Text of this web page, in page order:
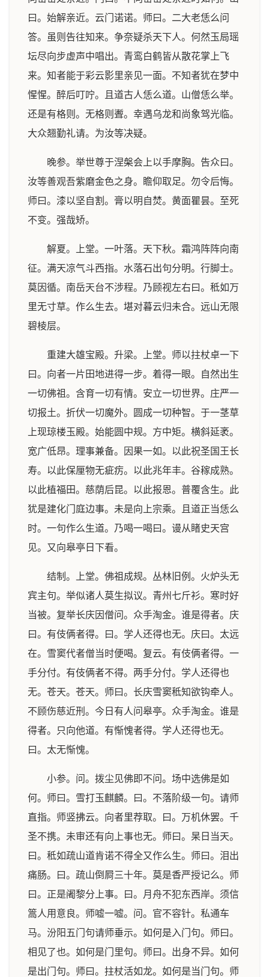
曰。始解亲近。云门诺诺。师曰。二大老恁么问
答。虽则告往知来。争奈疑杀天下人。何然玉局瑶
坛尽向步虚声中唱出。青鸾白鹤皆从散花掌上飞
来。知者能于彩云影里亲见一面。不知者犹在梦中
惺惺。醉后叮咛。且道古人恁么道。山僧恁么举。
还是有格则。无格则聻。幸遇乌龙和尚象驾光临。
大众翘勤礼请。为汝等决疑。
晚参。举世尊于涅槃会上以手摩胸。告众曰。
汝等善观吾紫磨金色之身。瞻仰取足。勿令后悔。
师曰。漆以坚自割。膏以明自焚。黄面瞿昙。至死
不变。强哉矫。
解夏。上堂。一叶落。天下秋。霜鸿阵阵向南
征。满天凉气斗西指。水落石出句分明。行脚士。
莫因循。南岳天台不涉程。乃顾视左右曰。秪如万
里无寸草。作么生去。堪对暮云归未合。远山无限
碧棱层。
重建大雄宝殿。升梁。上堂。师以拄杖卓一下
曰。向者一片田地进得一步。着得一眼。自然出生
一切佛祖。含育一切有情。安立一切世界。庄严一
切报土。折伏一切魔外。圆成一切种智。于一茎草
上现琼楼玉殿。始能圆中规。方中矩。横斜延袤。
宽广低昂。理事兼备。因果一如。以此祝圣国王长
寿。以此保厘物无疵疠。以此兆年丰。谷稼成熟。
以此植福田。慈荫后昆。以此报恩。普覆含生。此
犹是建化门庭边事。未是向上宗乘。且道正当恁么
时。一句作么生道。乃喝一喝曰。谩从睹史天宫
见。又向皋亭日下看。
结制。上堂。佛祖成规。丛林旧例。火炉头无
宾主句。举似诸人莫生拟议。青州七斤衫。寒时好
当被。复举长庆因僧问。众手淘金。谁是得者。庆
曰。有伎俩者得。曰。学人还得也无。庆曰。太远
在。雪窦代者僧当时便喝。复云。有伎俩者得。一
手分付。有伎俩者不得。两手分付。学人还得也
无。苍天。苍天。师曰。长庆雪窦秪知欲钩牵人。
不顾伤慈近刑。今日有人问皋亭。众手淘金。谁是
得者。只向他道。有惭愧者得。学人还得也无。
曰。太无惭愧。
小参。问。拨尘见佛即不问。场中选佛是如
何。师曰。雪打玉麒麟。曰。不落阶级一句。请师
直指。师竖拂云。向者里荐取。曰。万机休罢。千
圣不携。未审还有向上事也无。师曰。杲日当天。
曰。秪如疏山道肯诺不得全又作么生。师曰。泪出
痛肠。曰。疏山倒屙三十年。莫是香严授记么。师
曰。正是阇黎分上事。曰。月舟不犯东西岸。须信
篙人用意良。师嘘一嘘。问。官不容针。私通车
马。汾阳五门句请师垂示。如何是入门句。师曰。
相见了也。如何是门里句。师曰。出身不异。如何
是出门句。师曰。拄杖活如龙。如何是当门句。师